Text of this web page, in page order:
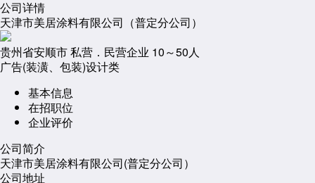
公司详情
天津市美居涂料有限公司（普定分公司）
贵州省安顺市私营．民营企业 10～50人
广告(装潢、包装)设计类
基本信息
在招职位
企业评价
公司简介
天津市美居涂料有限公司(普定分公司）
公司地址